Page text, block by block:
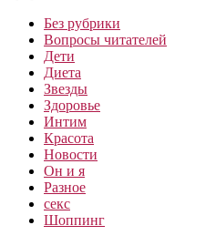
Без рубрики
Вопросы читателей
Дети
Диета
Звезды
Здоровье
Интим
Красота
Новости
Он и я
Разное
секс
Шоппинг